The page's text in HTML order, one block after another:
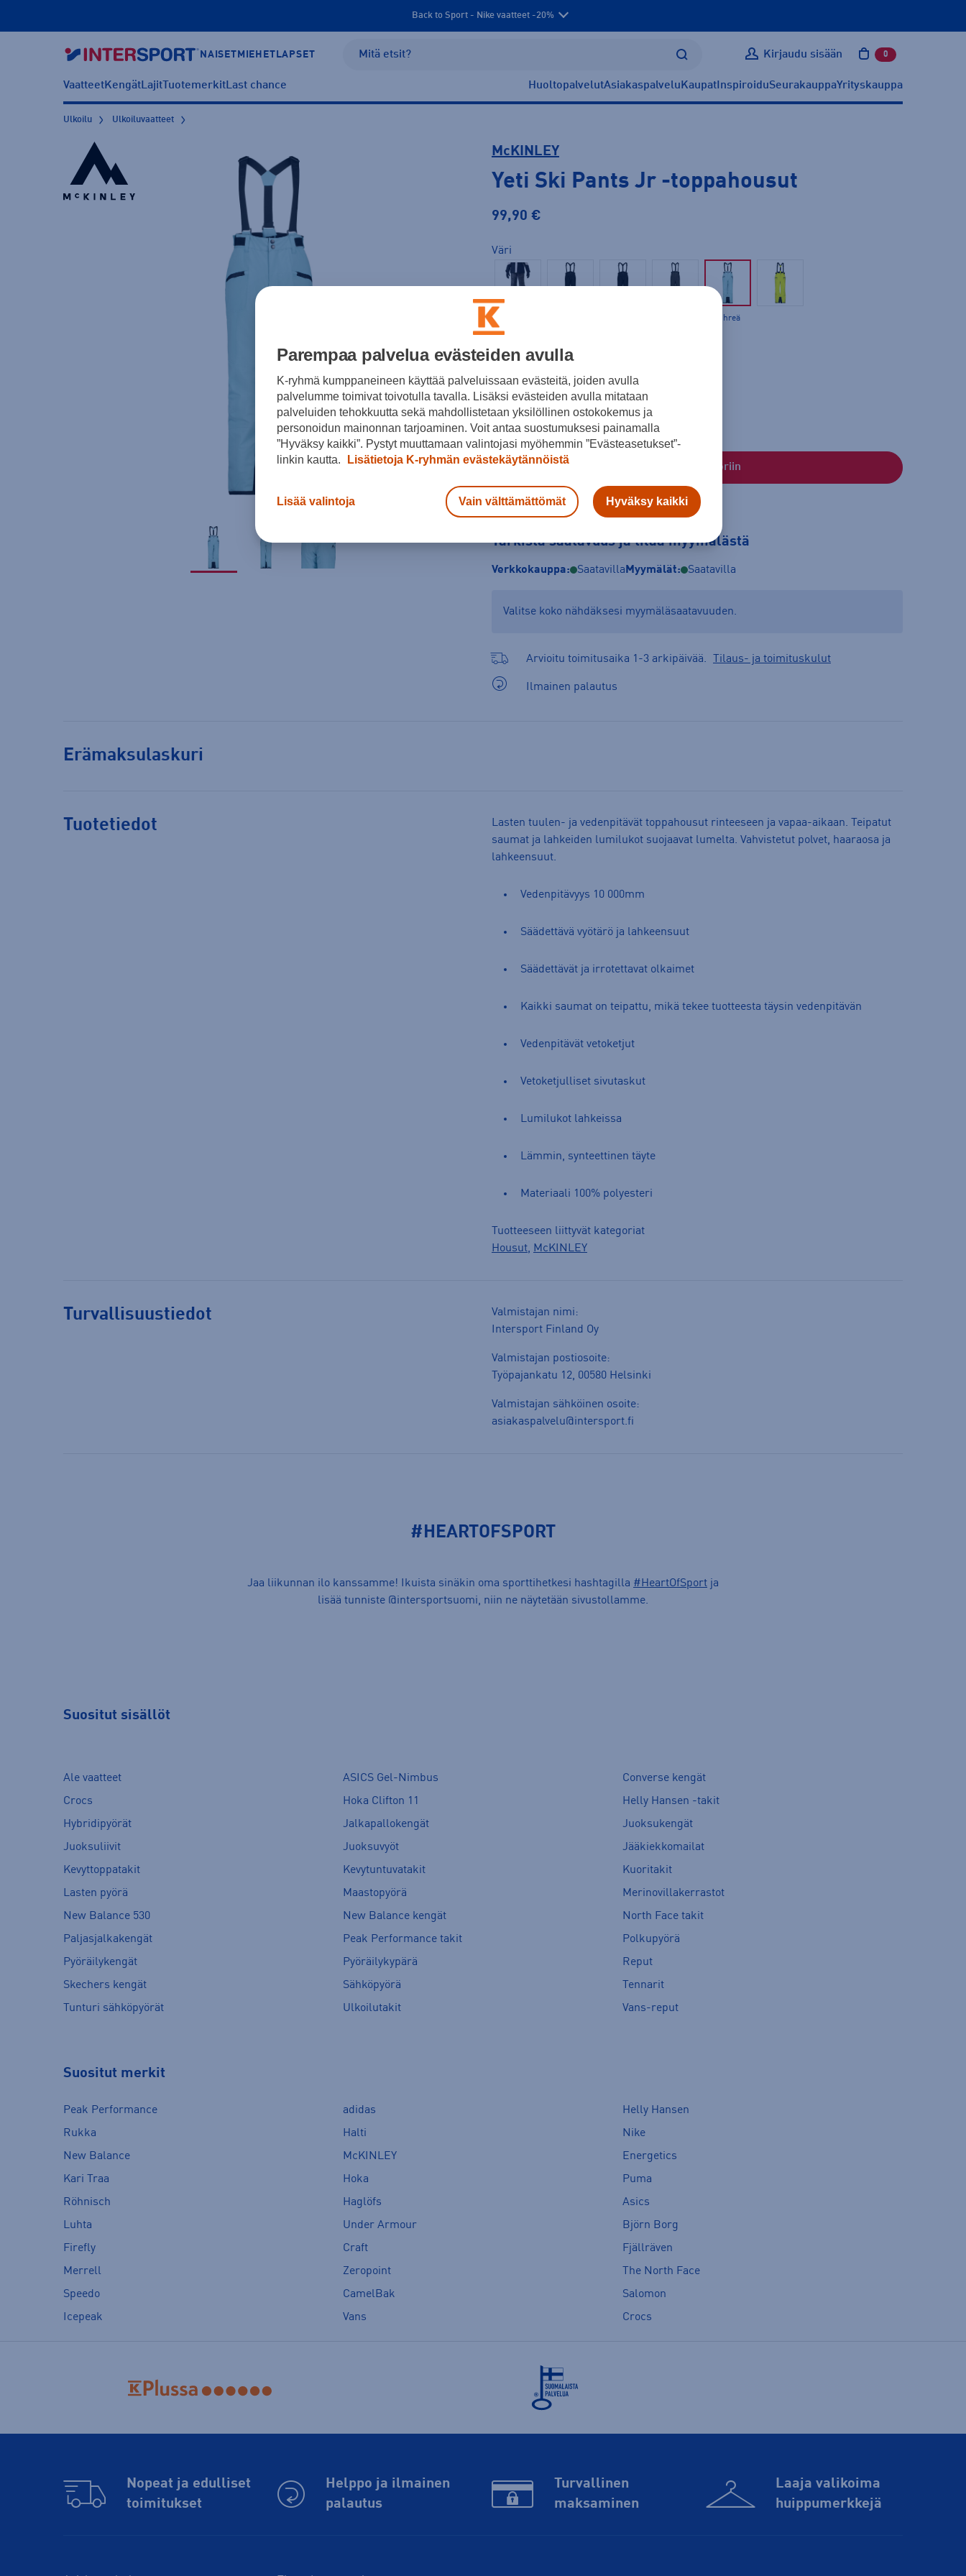
Back to Sport - Nike vaatteet -20%
NAISET MIEHET LAPSET Kirjaudu sisään 0 tuotetta
VaatteetKengätLajitTuotemerkitLast chance HuoltopalvelutAsiakaspalvelu Kaupat InspiroiduSeurakauppaYrityskauppa
Ulkoilu Ulkoiluvaatteet
McKINLEY
Yeti Ski Pants Jr -toppahousut
99,90 €
Väri
Vihreä
Koko
Kokotaulukko
Lisää ostoskoriin
Tarkista saatavuus ja tilaa myymälästä
Verkkokauppa: Saatavilla Myymälät: Saatavilla
Valitse koko nähdäksesi myymäläsaatavuuden.
Arvioitu toimitusaika 1-3 arkipäivää. Tilaus- ja toimituskulut
Ilmainen palautus
Erämaksulaskuri
Tuotetiedot
Lasten tuulen- ja vedenpitävät toppahousut rinteeseen ja vapaa-aikaan. Teipatut
saumat ja lahkeiden lumilukot suojaavat lumelta. Vahvistetut polvet, haaraosa ja
lahkeensuut.
Vedenpitävyys 10 000mm
Säädettävä vyötärö ja lahkeensuut
Säädettävät ja irrotettavat olkaimet
Kaikki saumat on teipattu, mikä tekee tuotteesta täysin vedenpitävän
Vedenpitävät vetoketjut
Vetoketjulliset sivutaskut
Lumilukot lahkeissa
Lämmin, synteettinen täyte
Materiaali 100% polyesteri
Tuotteeseen liittyvät kategoriat
Housut, McKINLEY
Turvallisuustiedot
Valmistajan nimi:
Intersport Finland Oy
Valmistajan postiosoite:
Työpajankatu 12, 00580 Helsinki
Valmistajan sähköinen osoite:
asiakaspalvelu@intersport.fi
#HEARTOFSPORT
Jaa liikunnan ilo kanssamme! Ikuista sinäkin oma sporttihetkesi hashtagilla #HeartOfSport ja
lisää tunniste @intersportsuomi, niin ne näytetään sivustollamme.
Suositut sisällöt
Ale vaatteet ASICS Gel-Nimbus
Converse kengät
Crocs
Hoka Clifton 11
Helly Hansen -takit
Hybridipyörät
Jalkapallokengät
Juoksukengät
Juoksuliivit
Juoksuvyöt
Jääkiekkomailat
Kevyttoppatakit
Kevytuntuvatakit
Kuoritakit
Lasten pyörä
Maastopyörä
Merinovillakerrastot
New Balance 530
New Balance kengät
North Face takit
Paljasjalkakengät
Peak Performance takit
Polkupyörä
Pyöräilykengät
Pyöräilykypärä
Reput
Skechers kengät
Sähköpyörä
Tennarit
Tunturi sähköpyörät
Ulkoilutakit Vans-reput
Suositut merkit
Peak Performance adidas
Helly Hansen
Rukka
Halti
Nike
New Balance
McKINLEY
Energetics
Kari Traa
Hoka
Puma
Röhnisch
Haglöfs
Asics
Luhta
Under Armour
Björn Borg
Firefly
Craft
Fjällräven
Merrell
Zeropoint
The North Face
Speedo
CamelBak
Salomon
Icepeak
Vans Crocs
Nopeat ja edulliset
toimitukset
Helppo ja ilmainen
palautus
Turvallinen
maksaminen
Laaja valikoima
huippu­merkkejä
Parempaa palvelua evästeiden avulla
K-ryhmä kumppaneineen käyttää palveluissaan evästeitä, joiden avulla
palvelumme toimivat toivotulla tavalla. Lisäksi evästeiden avulla mitataan
palveluiden tehokkuutta sekä mahdollistetaan yksilöllinen ostokokemus ja
personoidun mainonnan tarjoaminen. Voit antaa suostumuksesi painamalla
”Hyväksy kaikki”. Pystyt muuttamaan valintojasi myöhemmin ”Evästeasetukset”-
linkin kautta.
Lisätietoja K-ryhmän evästekäytännöistä
Lisää valintoja Vain välttämättömät Hyväksy kaikki